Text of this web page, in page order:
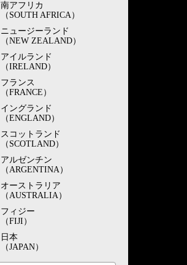
南アフリカ
（SOUTH AFRICA）
ニュージーランド
（NEW ZEALAND）
アイルランド
（IRELAND）
フランス
（FRANCE）
イングランド
（ENGLAND）
スコットランド
（SCOTLAND）
アルゼンチン
（ARGENTINA）
オーストラリア
（AUSTRALIA）
フィジー
（FIJI）
日本
（JAPAN）